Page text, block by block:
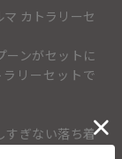
カトラリーセ
ーンがセットに
リーセットで
すぎない落ち着